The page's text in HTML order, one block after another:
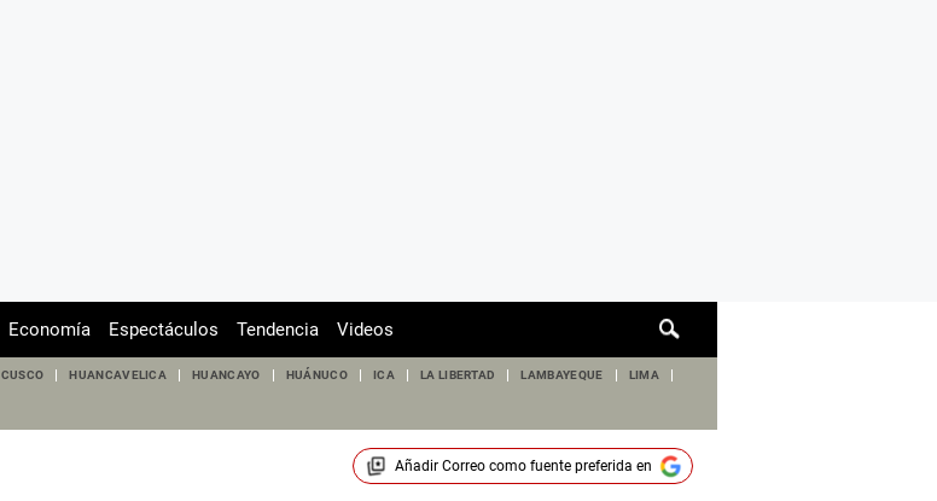
de
Economía Espectáculos Tendencia Videos
CUSCO HUANCAVELICA HUANCAYO HUÁNUCO ICA LA LIBERTAD LAMBAYEQUE LIMA
Añadir Correocomo fuente preferida en